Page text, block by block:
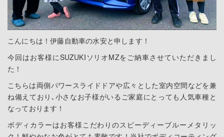
こんにちは！伊藤自動車の水安と申します！
今回はお客様にSUZUKIソリオMZをご納車させていただきまし
た！
こちらは両側パワースライドドアや広々とした室内空間などを兼
ね備えており､小さなお子様がいるご家庭にとっても人気車種と
なっております！
ボディカラーはお客様こだわりのスピーディーブルーメタリッ